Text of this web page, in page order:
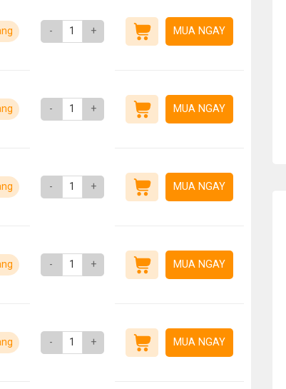
- + MUA NGAY
- + MUA NGAY
- + MUA NGAY
- + MUA NGAY
- + MUA NGAY